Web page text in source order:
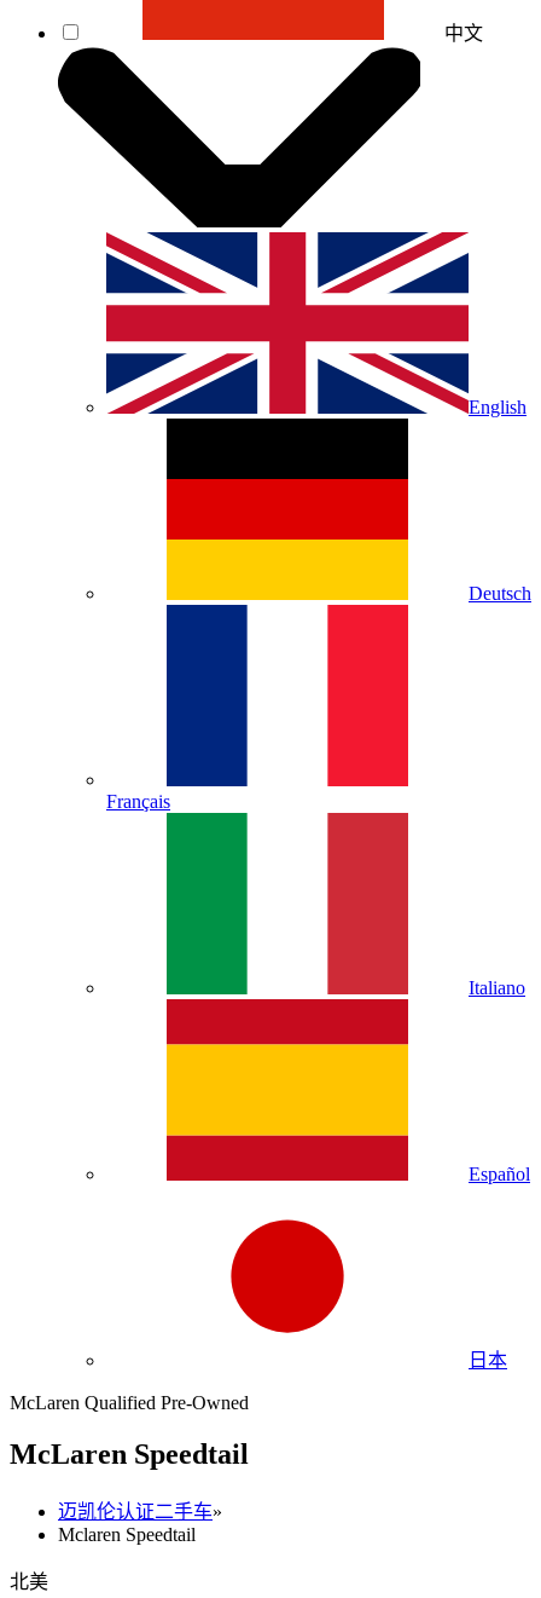
中文
English
Deutsch
Français
Italiano
Español
日本
McLaren Qualified Pre-Owned
McLaren Speedtail
迈凯伦认证二手车»
Mclaren Speedtail
北美